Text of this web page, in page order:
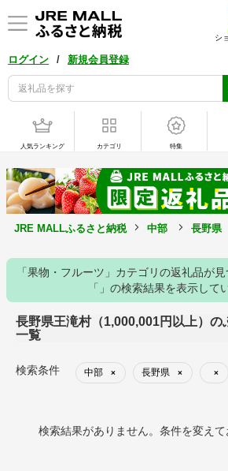
ログイン / 新規会員登録
シ
人気ランキング カテゴリ 特集
JRE MALLふるさと納税 中部 長野県
「果物・フルーツ」カテゴリの返礼品が
「」の検索結果を表示して
長野県王滝村（1,000,001円以上）の
一覧
検索条件 中部 × 長野県 × ×
検索結果がありません。条件を変えて